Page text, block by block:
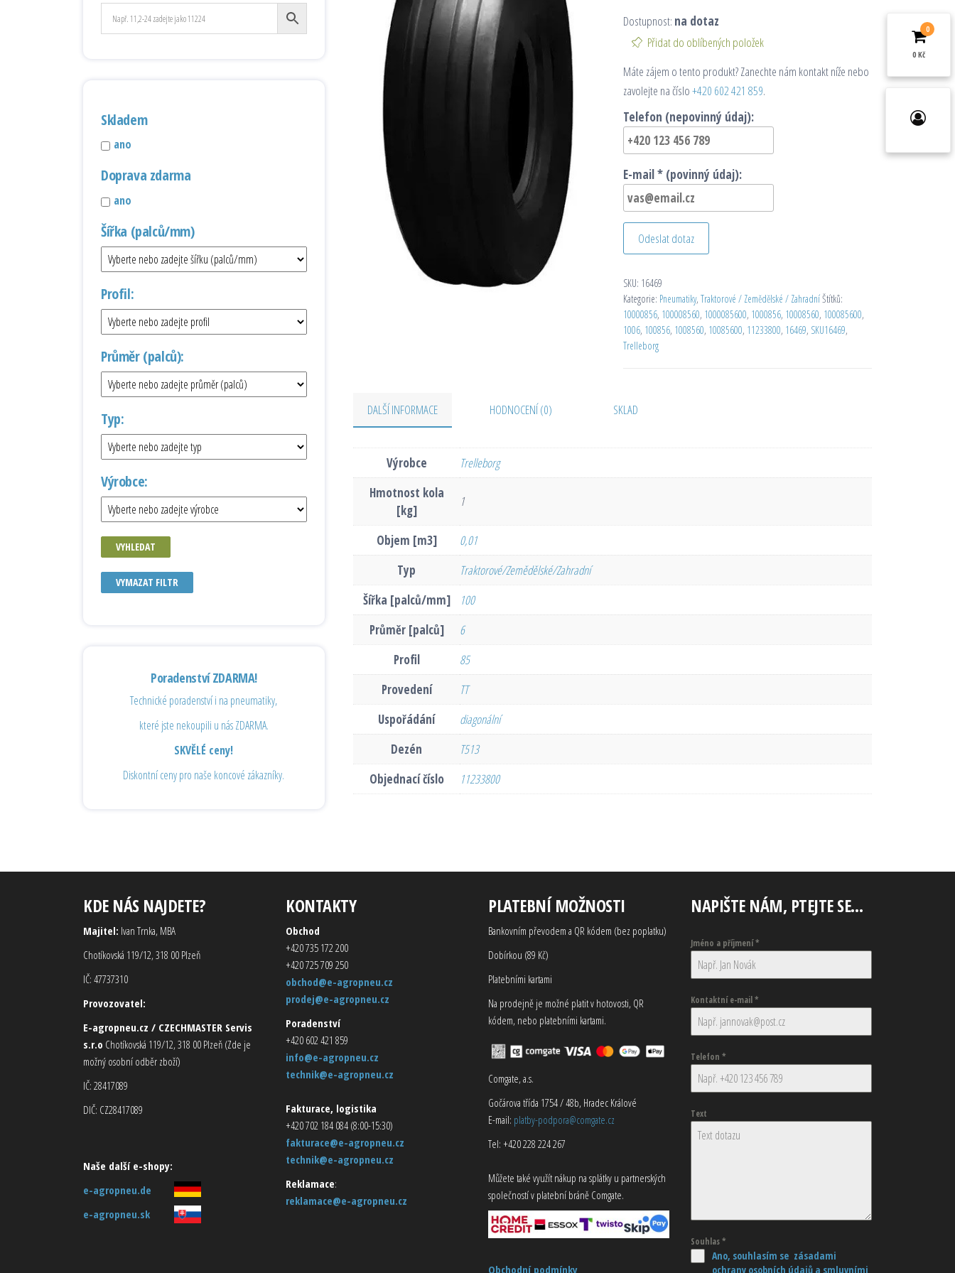
Dostupnost: na dotaz
Přidat do oblíbených položek
Máte zájem o tento produkt? Zanechte nám kontakt níže nebo
zavolejte na číslo+420 602 421 859.
Telefon (nepovinný údaj):
E-mail * (povinný údaj):
Odeslat dotaz
SKU: 16469
Kategorie: Pneumatiky, Traktorové / Zemědělské / ZahradníŠtítků:
10000856, 100008560, 1000085600, 1000856, 10008560, 100085600,
1006, 100856, 1008560, 10085600, 11233800, 16469, SKU16469,
Trelleborg
DALŠÍ INFORMACE HODNOCENÍ (0) SKLAD
Výrobce
Trelleborg
Hmotnost kola
[kg]
1
Objem [m3]
0,01
Typ
Traktorové/Zemědělské/Zahradní
Šířka [palců/mm]
100
Průměr [palců]
6
Profil
85
Provedení
TT
Uspořádání
diagonální
Dezén
T513
Objednací číslo
11233800
Skladem
ano
Doprava zdarma
ano
Šířka (palců/mm)
Profil:
Průměr (palců):
Typ:
Výrobce:
VYHLEDAT
VYMAZAT FILTR
Poradenství ZDARMA!
Technické poradenství i na pneumatiky,
které jste nekoupili u nás ZDARMA.
SKVĚLÉ ceny!
Diskontní ceny pro naše koncové zákazníky.
KDE NÁS NAJDETE?
Majitel: Ivan Trnka, MBA
Chotíkovská 119/12, 318 00 Plzeň
IČ: 47737310
Provozovatel:
E-agropneu.cz / CZECHMASTER Servis
s.r.o Chotíkovská 119/12, 318 00 Plzeň (Zde je
možný osobní odběr zboží)
IČ: 28417089
DIČ: CZ28417089
Naše další e-shopy:
e-agropneu.de
e-agropneu.sk
KONTAKTY
Obchod
+420 735 172 200
+420 725 709 250
obchod@e-agropneu.cz
prodej@e-agropneu.cz
Poradenství
+420 602 421 859
info@e-agropneu.cz
technik@e-agropneu.cz
Fakturace, logistika
+420 702 184 084 (8:00-15:30)
fakturace@e-agropneu.cz
technik@e-agropneu.cz
Reklamace:
reklamace@e-agropneu.cz
PLATEBNÍ MOŽNOSTI
Bankovním převodem a QR kódem (bez poplatku)
Dobírkou (89 Kč)
Platebními kartami
Na prodejně je možné platit v hotovosti, QR
kódem, nebo platebními kartami.
Comgate, a.s.
Gočárova třída 1754 / 48b, Hradec Králové
E-mail: platby-podpora@comgate.cz
Tel: +420 228 224 267
Můžete také využít nákup na splátky u partnerských
společností v platební bráně Comgate.
Obchodní podmínky
NAPIŠTE NÁM, PTEJTE SE…
Jméno a příjmení*
Kontaktní e-mail*
Telefon *
Text
Souhlas*
Ano, souhlasím se zásadami
ochrany osobních údajů a smluvními
0
0 Kč